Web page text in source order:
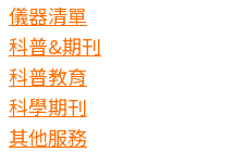
儀器清單
科普&期刊
科普教育
科學期刊
其他服務